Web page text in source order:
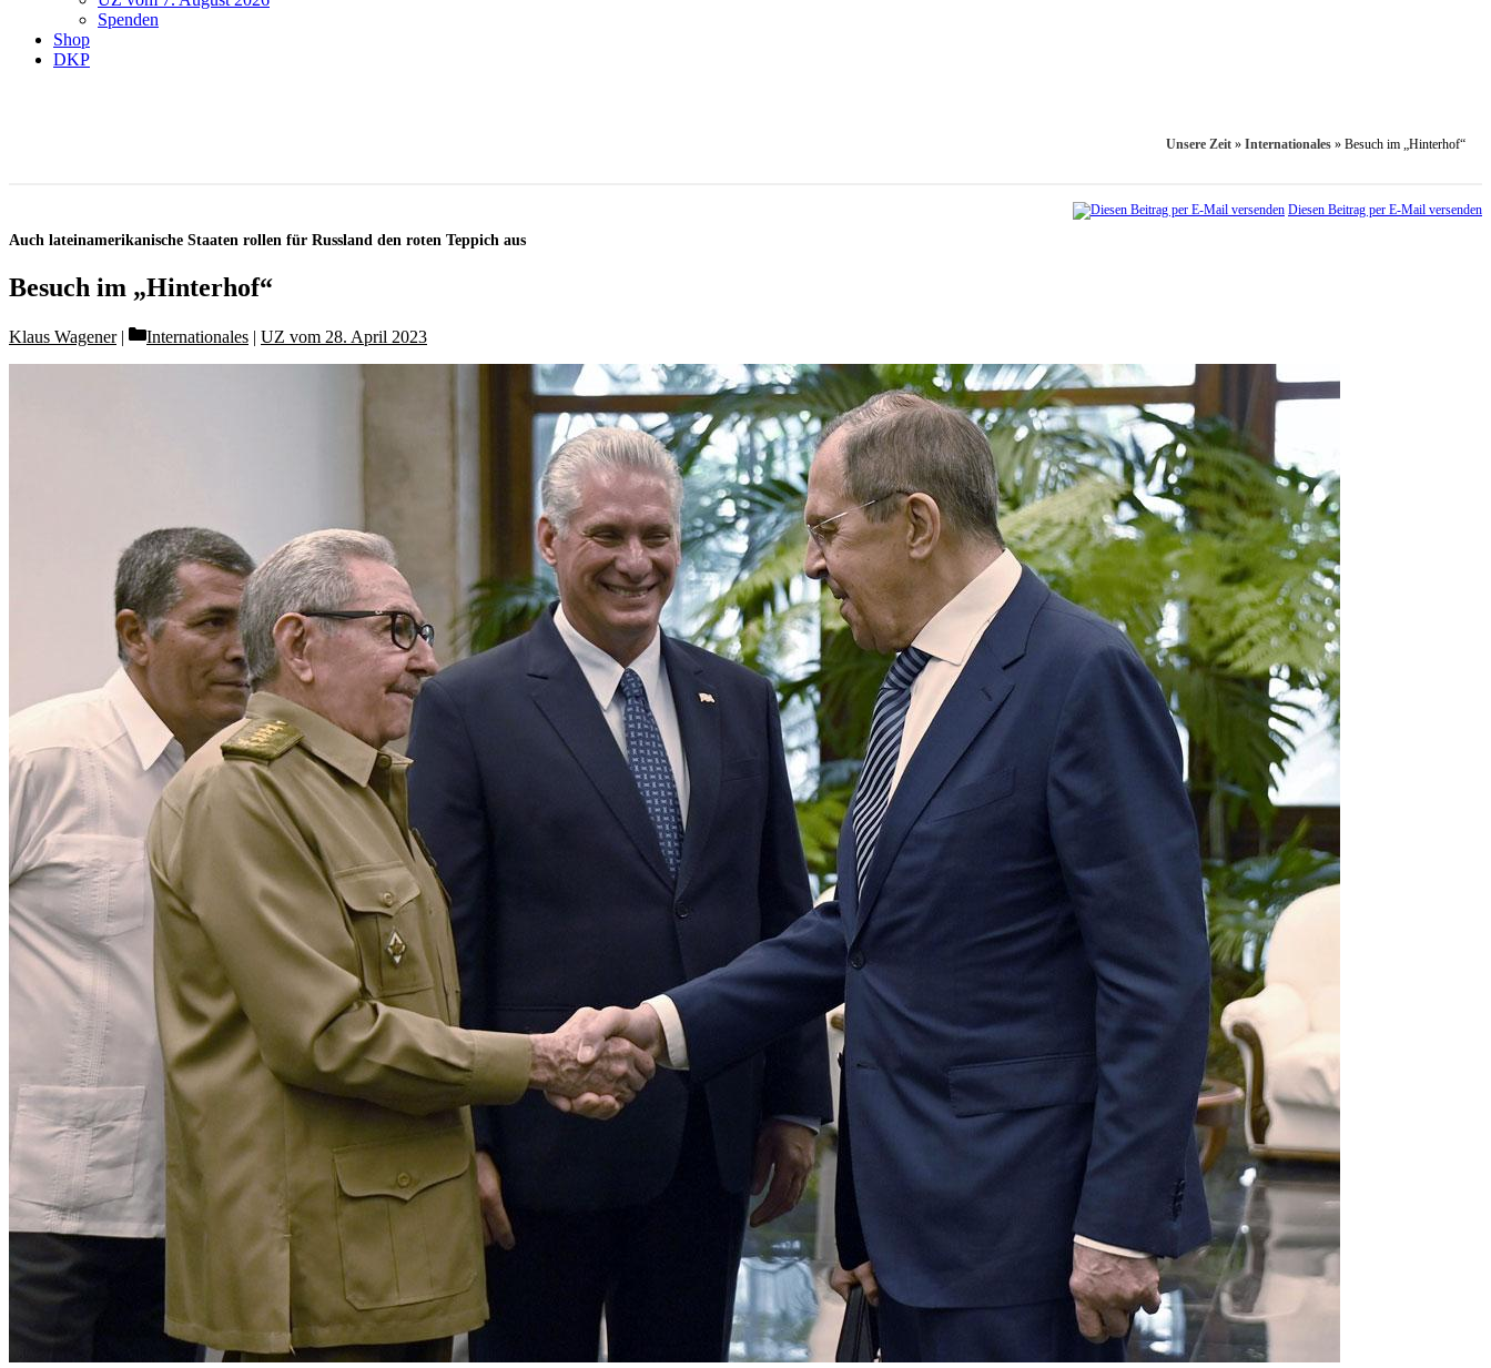
Spenden
Shop
DKP
Unsere Zeit » Internationales » Besuch im „Hinterhof“
Diesen Beitrag per E-Mail versenden
Auch lateinamerikanische Staaten rollen für Russland den roten Teppich aus
Besuch im „Hinterhof“
Klaus Wagener Categories
Internationales | UZ vom 28. April 2023